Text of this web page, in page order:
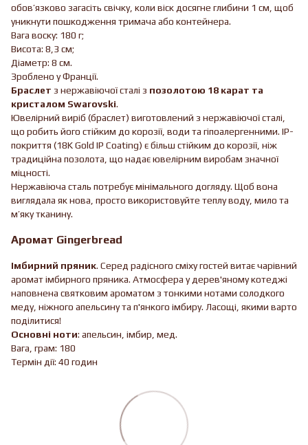
обов’язково загасіть свічку, коли віск досягне глибини 1 см, щоб
уникнути пошкодження тримача або контейнера.
Вага воску: 180 г;
Висота: 8,3 см;
Діаметр: 8 см.
Зроблено у Франції.
Браслет з нержавіючої сталі з позолотою 18 карат та
кристалом Swarovski.
Ювелірний виріб (браслет) виготовлений з нержавіючої сталі,
що робить його стійким до корозії, води та гіпоалергенними. IP-
покриття (18K Gold IP Coating) є більш стійким до корозії, ніж
традиційна позолота, що надає ювелірним виробам значної
міцності.
Нержавіюча сталь потребує мінімального догляду. Щоб вона
виглядала як нова, просто використовуйте теплу воду, мило та
м’яку тканину.
Аромат Gingerbread
Імбирний пряник. Серед радісного сміху гостей витає чарівний
аромат імбирного пряника. Атмосфера у дерев'яному котеджі
наповнена святковим ароматом з тонкими нотами солодкого
меду, ніжного апельсину та п'янкого імбиру. Ласощі, якими варто
поділитися!
Основні ноти: апельсин, імбир, мед.
Вага, грам: 180
Термін дії: 40 годин